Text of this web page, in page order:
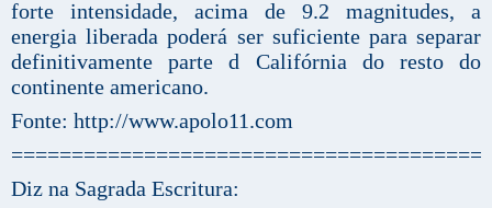
forte intensidade, acima de 9.2 magnitudes, a
energia liberada poderá ser suficiente para separar
definitivamente parte d Califórnia do resto do
continente americano.
Fonte: http://www.apolo11.com
Diz na Sagrada Escritura: